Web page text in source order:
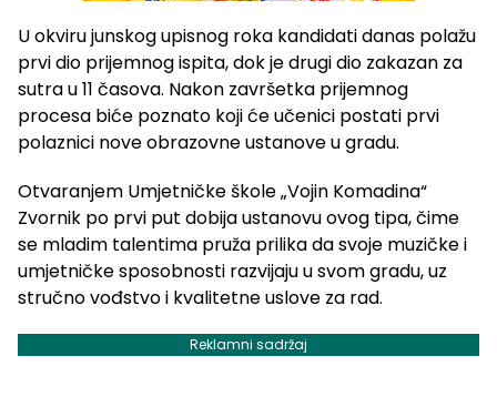
U okviru junskog upisnog roka kandidati danas polažu
prvi dio prijemnog ispita, dok je drugi dio zakazan za
sutra u 11 časova. Nakon završetka prijemnog
procesa biće poznato koji će učenici postati prvi
polaznici nove obrazovne ustanove u gradu.
Otvaranjem Umjetničke škole „Vojin Komadina“
Zvornik po prvi put dobija ustanovu ovog tipa, čime
se mladim talentima pruža prilika da svoje muzičke i
umjetničke sposobnosti razvijaju u svom gradu, uz
stručno vođstvo i kvalitetne uslove za rad.
Reklamni sadržaj